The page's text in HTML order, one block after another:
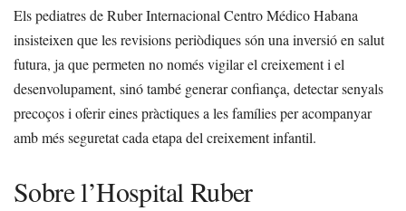
Els pediatres de Ruber Internacional Centro Médico Habana
insisteixen que les revisions periòdiques són una inversió en salut
futura, ja que permeten no només vigilar el creixement i el
desenvolupament, sinó també generar confiança, detectar senyals
precoços i oferir eines pràctiques a les famílies per acompanyar
amb més seguretat cada etapa del creixement infantil.
Sobre l’Hospital Ruber